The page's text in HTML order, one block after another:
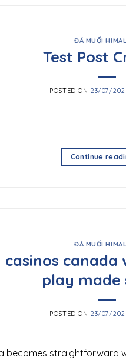
ĐÁ MUỐI
Test Post
POSTED ON 23/07/
Continue
ĐÁ MUỐI
play made
POSTED ON 23/07/
becomes straightforward